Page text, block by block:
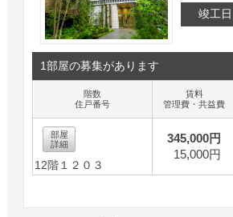
竣工日
1部屋の募集があります
階数
住戸番号
賃料
管理費・共益費
部屋
詳細
12階１２０３
345,000円
15,000円